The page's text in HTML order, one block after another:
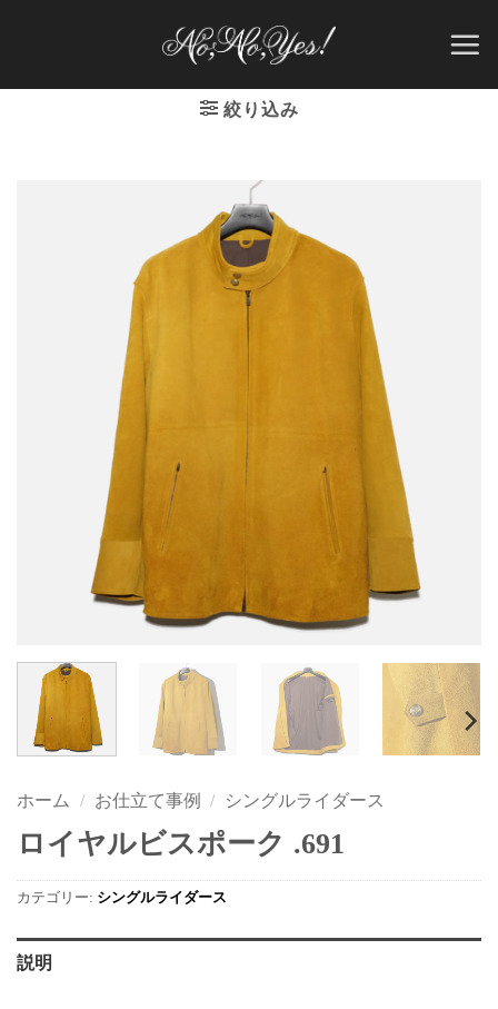
絞り込み
ホーム / お仕立て事例 / シングルライダース
ロイヤルビスポーク .691
カテゴリー: シングルライダース
説明